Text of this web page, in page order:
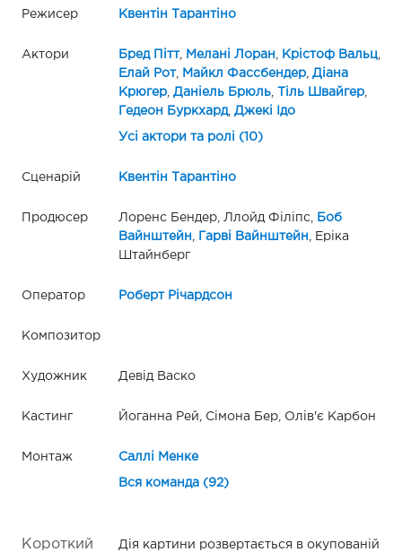
Режисер Квентін Тарантіно
Актори Бред Пітт, Мелані Лоран Крістоф Вальц,
Елай Рот, Майкл Фассбендер, Діана
Крюгер, Даніель Брюль, Тіль Швайгер,
Гедеон Буркхард, Джекі Ідо
Усі актори та ролі (10)
Сценарій Квентін Тарантіно
Продюсер Лоренс Бендер, Ллойд Філіпс,
Боб
Вайнштейн
Гарві Вайнштейн , Еріка
Штайнберг
Оператор Роберт Річардсон
Композитор
Художник Девід Васко
Кастинг Йоганна Рей, Сімона Бер, Олів'є Карбон
Монтаж Саллі Менке
Вся команда (92)
Короткий
Дія картини розвертається в окупованій